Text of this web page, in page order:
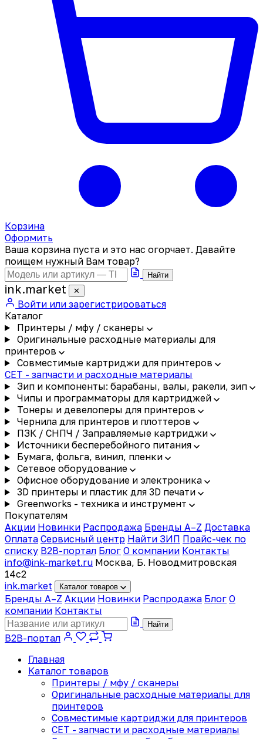
Корзина
Оформить
Ваша корзина пуста и это нас огорчает. Давайте
поищем нужный Вам товар?
Найти
ink.market ✕
Войти или зарегистрироваться
Каталог
Принтеры / мфу / сканеры
Оригинальные расходные материалы для
принтеров
Совместимые картриджи для принтеров
CET - запчасти и расходные материалы
Зип и компоненты: барабаны, валы, ракели, зип
Чипы и программаторы для картриджей
Тонеры и девелоперы для принтеров
Чернила для принтеров и плоттеров
ПЗК / СНПЧ / Заправляемые картриджи
Источники бесперебойного питания
Бумага, фольга, винил, пленки
Сетевое оборудование
Офисное оборудование и электроника
3D принтеры и пластик для 3D печати
Greenworks - техника и инструмент
Покупателям
Акции Новинки Распродажа Бренды A–Z Доставка
Оплата Сервисный центр Найти ЗИП Прайс-чек по
списку B2B-портал Блог О компании Контакты
info@ink-market.ru Москва, Б. Новодмитровская
14с2
ink.market Каталог товаров
Бренды A–Z Акции Новинки Распродажа Блог О
компании Контакты
Найти
B2B-портал
Главная
Каталог товаров
Принтеры / мфу / сканеры
Оригинальные расходные материалы для
принтеров
Совместимые картриджи для принтеров
CET - запчасти и расходные материалы